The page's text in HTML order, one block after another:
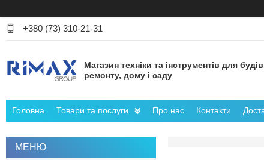
+380 (73) 310-21-31
Магазин техніки та інструментів для
ремонту, дому і саду
Головна Товари та послуги Про нас Контакти